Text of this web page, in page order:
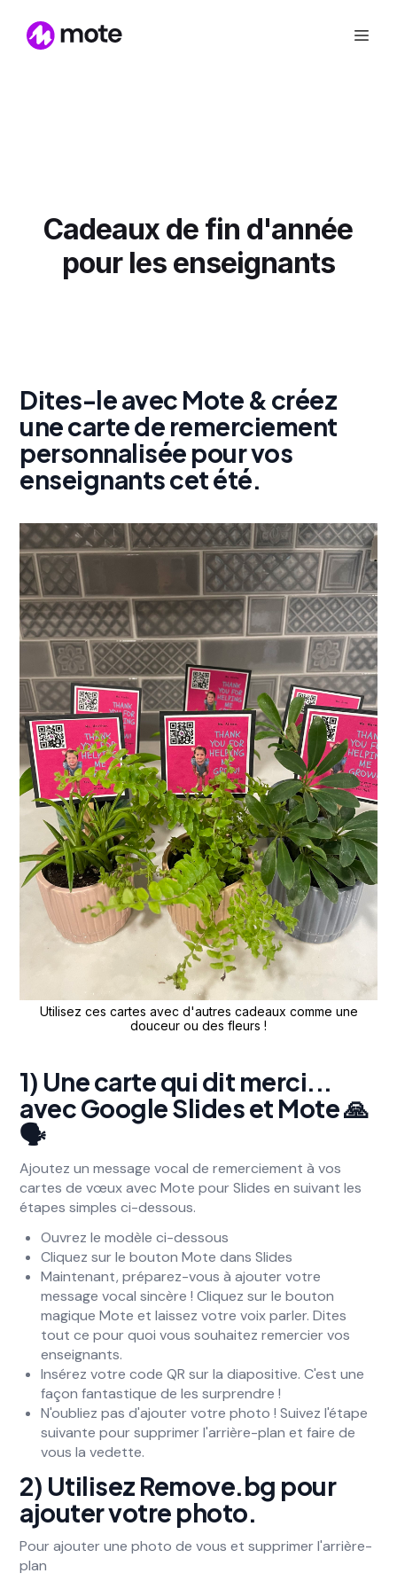
Cadeaux de fin d'année
pour les enseignants
Dites-le avec Mote & créez
une carte de remerciement
personnalisée pour vos
enseignants cet été.
Utilisez ces cartes avec d'autres cadeaux comme une
douceur ou des fleurs !
1) Une carte qui dit merci...
avec Google Slides et Mote 🙏
🗣️
Ajoutez un message vocal de remerciement à vos
cartes de vœux avec Mote pour Slides en suivant les
étapes simples ci-dessous.
Ouvrez le modèle ci-dessous
Cliquez sur le bouton Mote dans Slides
Maintenant, préparez-vous à ajouter votre
message vocal sincère ! Cliquez sur le bouton
magique Mote et laissez votre voix parler. Dites
tout ce pour quoi vous souhaitez remercier vos
enseignants.
Insérez votre code QR sur la diapositive. C'est une
façon fantastique de les surprendre !
N'oubliez pas d'ajouter votre photo ! Suivez l'étape
suivante pour supprimer l'arrière-plan et faire de
vous la vedette.
2) Utilisez Remove.bg pour
ajouter votre photo.
Pour ajouter une photo de vous et supprimer l'arrière-
plan